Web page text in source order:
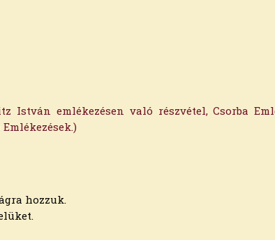
István emlékezésen való részvétel, Csorba
hozzuk.